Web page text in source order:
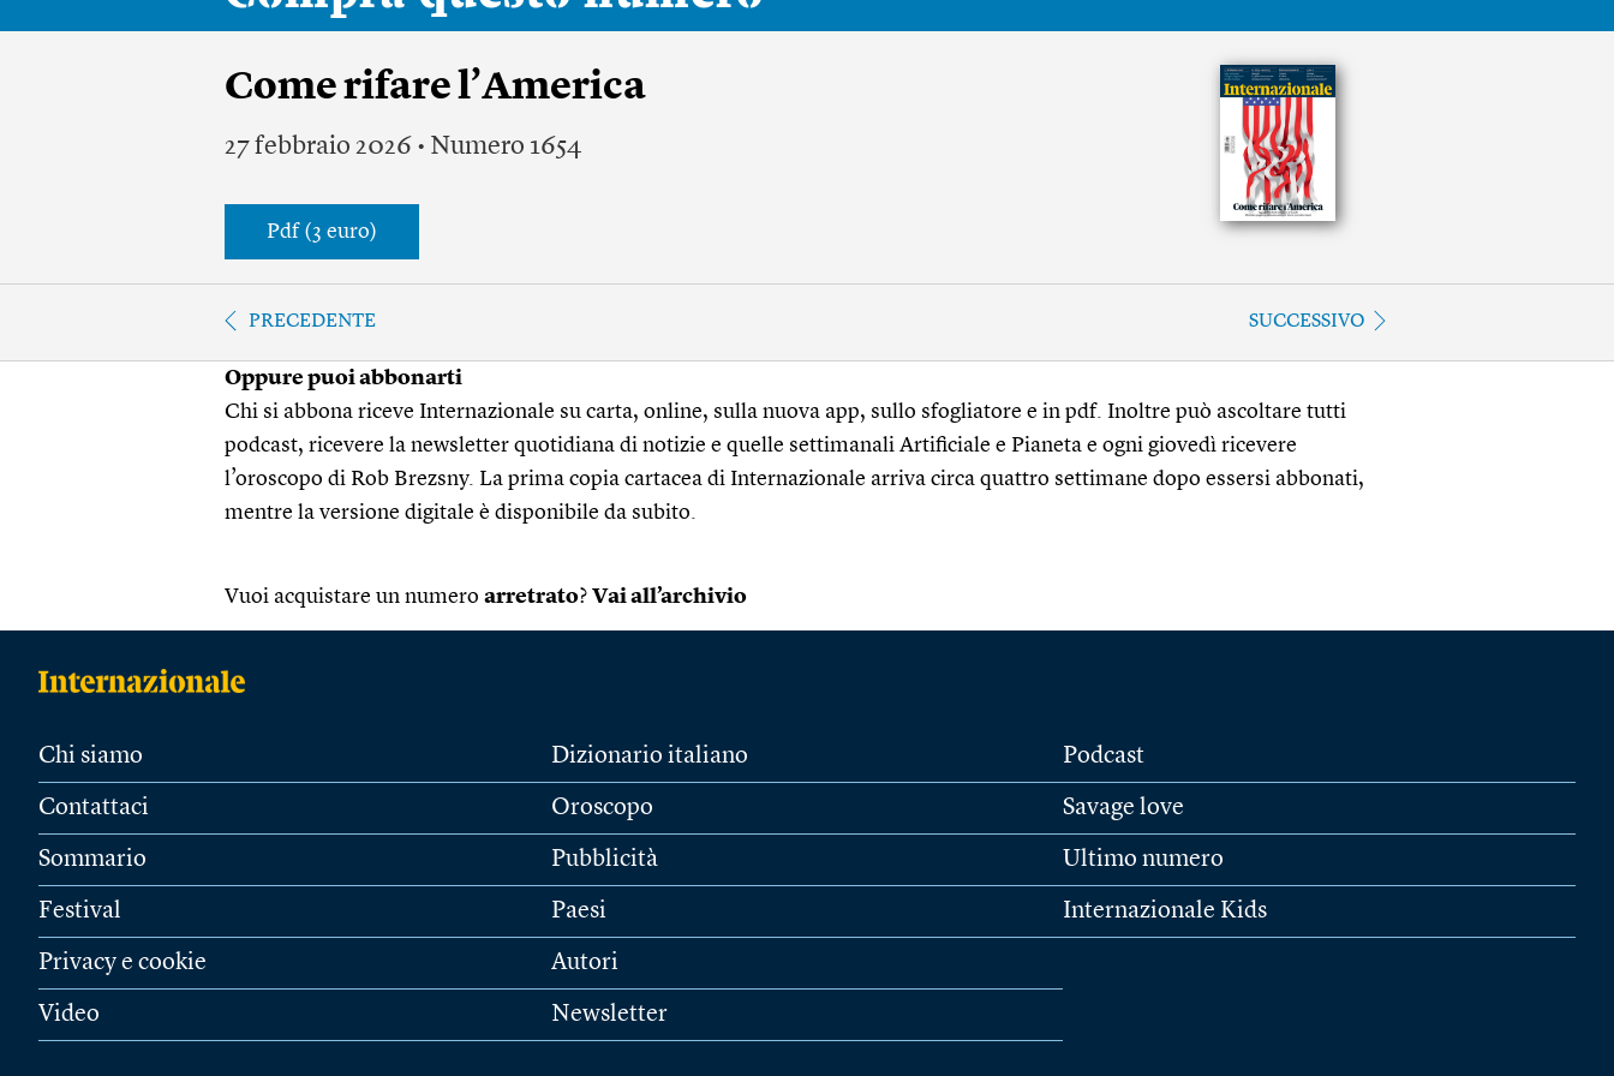
Come rifare l’America
27 febbraio 2026 • Numero 1654
Pdf (3 euro)
PRECEDENTE SUCCESSIVO
Oppure puoi abbonarti
Chi si abbona riceve Internazionale su carta, online, sulla nuova app, sullo sfogliatore e in pdf. Inoltre può ascoltare tutti
podcast, ricevere la newsletter quotidiana di notizie e quelle settimanali Artificiale e Pianeta e ogni giovedì ricevere
l’oroscopo di Rob Brezsny. La prima copia cartacea di Internazionale arriva circa quattro settimane dopo essersi abbonati,
mentre la versione digitale è disponibile da subito.
Vuoi acquistare un numero arretrato? Vai all’archivio
Chi siamo
Contattaci
Sommario
Festival
Privacy e cookie
Video
Dizionario italiano
Oroscopo
Pubblicità
Paesi
Autori
Newsletter
Podcast
Savage love
Ultimo numero
Internazionale Kids